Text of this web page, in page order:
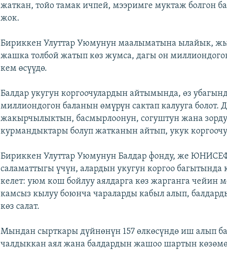
жаткан, тойо тамак ичпей, мээримге муктаж болгон
жок.
Бириккен Улуттар Уюмунун маалыматына ылайык,
жашка толбой жатып көз жумса, дагы он
кем өсүүдө.
Балдар укугун коргоочулардын айтымында, өз
миллиондогон баланын өмүрүн сактап калууга болот.
жакырчылыктын, басмырлоонун, согуштун жана
курмандыктары болуп жатканын айтып, укук
Бириккен Улуттар Уюмунун Балдар фонду, же
саламаттыгы үчүн, алардын укугун коргоо
келет: уюм кош бойлуу аялдарга көз жарганга чейин
камсыз кылуу боюнча чараларды кабыл алып,
көз салат.
Мындан сырткары дүйнөнүн 157 өлкөсүндө иш алып
чалдыккан аял жана балдардын жашоо шартын